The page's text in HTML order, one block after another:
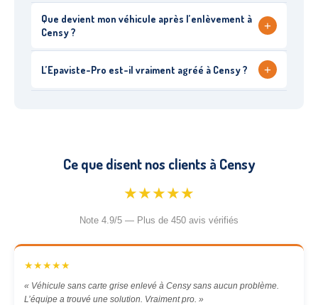
Que devient mon véhicule après l’enlèvement à
Censy ?
+
L’Epaviste-Pro est-il vraiment agréé à Censy ? +
Ce que disent nos clients à Censy
★★★★★
Note 4.9/5 — Plus de 450 avis vérifiés
★★★★★
« Véhicule sans carte grise enlevé à Censy sans aucun problème.
L’équipe a trouvé une solution. Vraiment pro. »